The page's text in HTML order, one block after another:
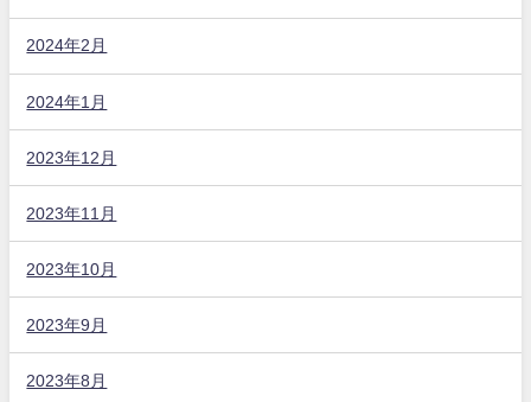
2024年2月
2024年1月
2023年12月
2023年11月
2023年10月
2023年9月
2023年8月